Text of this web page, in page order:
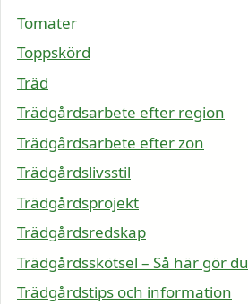
Tomater
Toppskörd
Träd
Trädgårdsarbete efter region
Trädgårdsarbete efter zon
Trädgårdslivsstil
Trädgårdsprojekt
Trädgårdsredskap
Trädgårdsskötsel – Så här gör du
Trädgårdstips och information